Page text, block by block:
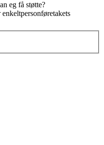
eg få støtte?